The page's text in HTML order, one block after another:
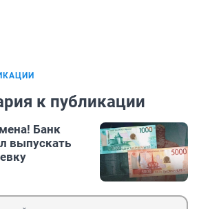
к публикации
Банк
выпускать